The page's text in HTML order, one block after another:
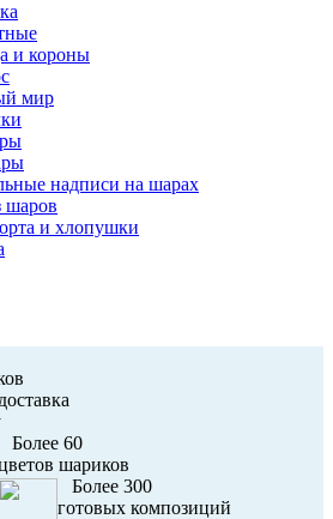
и короны
мир
надписи на шарах
шаров
и хлопушки
Более 60
шариков
Более 300
готовых композиций